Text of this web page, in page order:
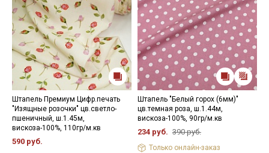
Штапель Премиум Цифр.печать
"Изящные розочки" цв.светло-
пшеничный, ш.1.45м,
вискоза-100%, 110гр/м.кв
590 руб.
Штапель "Белый горох (6мм)"
цв.темная роза, ш.1.44м,
вискоза-100%, 90гр/м.кв
234 руб. 390 руб.
Только онлайн-заказ